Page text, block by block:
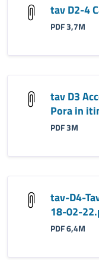
tav D2-4
PDF 3,7M
tav D3
Pora in
PDF 3M
tav-D4-
18-02-
PDF 6,4M